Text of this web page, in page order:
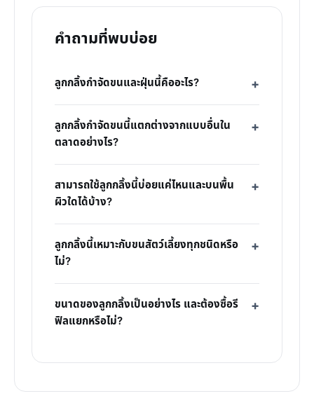
คำถามที่พบบ่อย
ลูกกลิ้งกำจัดขนและฝุ่นนี้คืออะไร?
ลูกกลิ้งกำจัดขนนี้แตกต่างจากแบบอื่นใน
ตลาดอย่างไร?
สามารถใช้ลูกกลิ้งนี้บ่อยแค่ไหนและบนพื้น
ผิวใดได้บ้าง?
ลูกกลิ้งนี้เหมาะกับขนสัตว์เลี้ยงทุกชนิดหรือ
ไม่?
ขนาดของลูกกลิ้งเป็นอย่างไร และต้องซื้อรี
ฟิลแยกหรือไม่?